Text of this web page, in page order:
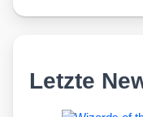
Letzte